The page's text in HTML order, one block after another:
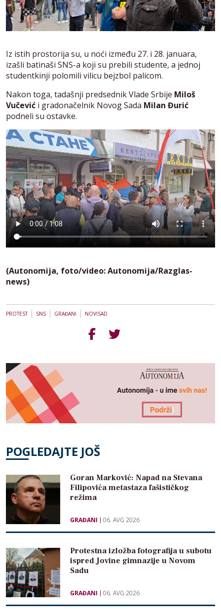
Iz istih prostorija su, u noći između 27. i 28. januara,
izašli batinaši SNS-a koji su prebili studente, a jednoj
studentkinji polomili vilicu bejzbol palicom.
Nakon toga, tadašnji predsednik Vlade Srbije Miloš
Vučević i gradonačelnik Novog Sada Milan Đurić
podneli su ostavke.
(Autonomija, foto/video: Autonomija/Razglas-
news)
PROTEST| SNS | GRAĐANI | NOVISAD
POGLEDAJTE JOŠ
Goran Marković: Napad na Stevana
Filipovića metastaza fašističkog
režima
GRAĐANI 06. AVG 2026
Protestna izložba fotografija u subotu
ispred Jovine gimnazije u Novom
Sadu
GRAĐANI 06. AVG 2026